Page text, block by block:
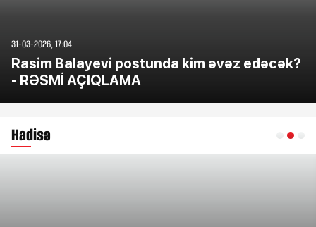
31-03-2026, 17:04
Rasim Balayevi postunda kim əvəz edəcək?
- RƏSMİ AÇIQLAMA
Hadisə